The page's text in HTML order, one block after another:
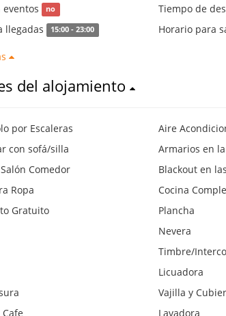
no Tiempo de
llegadas 15:00 - 23:00 Horario para
del alojamiento
por Escaleras
Aire
con sofá/silla
Armarios en
Comedor
Blackout en
Ropa
Cocina
Gratuito
Plancha
Nevera
Timbre/
Licuadora
Vajilla y
Lavadora